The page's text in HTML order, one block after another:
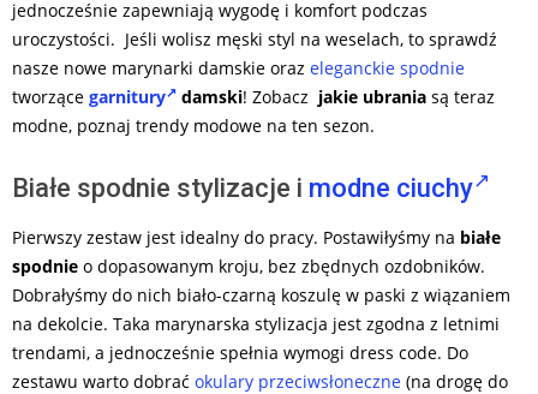
jednocześnie zapewniają wygodę i komfort podczas
uroczystości. Jeśli wolisz męski styl na weselach, to sprawdź
nasze nowe marynarki damskie oraz eleganckie spodnie
tworzące garnitury damski! Zobacz jakie ubrania są teraz
modne, poznaj trendy modowe na ten sezon.
Białe spodnie stylizacje i modne ciuchy
Pierwszy zestaw jest idealny do pracy. Postawiłyśmy na białe
spodnie o dopasowanym kroju, bez zbędnych ozdobników.
Dobrałyśmy do nich biało-czarną koszulę w paski z wiązaniem
na dekolcie. Taka marynarska stylizacja jest zgodna z letnimi
trendami, a jednocześnie spełnia wymogi dress code. Do
zestawu warto dobrać okulary przeciwsłoneczne (na drogę do